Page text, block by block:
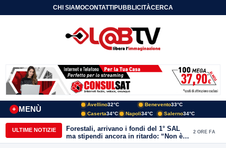
CHI SIAMOCONTATTIPUBBLICITÀCERCA
MENÙ
+
Avellino32°C Benevento33°C
Caserta34°C Napoli34°C Salerno34°C
ULTIME NOTIZIE
Forestali, arrivano i fondi del 1° SAL
ma stipendi ancora in ritardo: “Non è
più sostenibile”
2 ORE FA